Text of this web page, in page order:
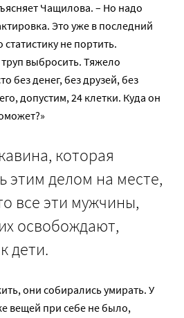
Чащилова. – Но надо
Это уже в последний
не портить.
выбросить. Тяжело
без денег, без друзей, без
допустим, 24 клетки. Куда он
которая
этим делом на месте,
все эти мужчины,
освобождают,
дети.
они собирались умирать. У
вещей при себе не было,